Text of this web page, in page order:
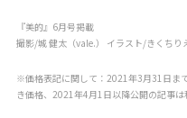
『美的』6月号掲載
撮影/城 健太（vale.） イラスト/きくちり
※価格表記に関して：2021年3月31日ま
き価格、2021年4月1日以降公開の記事は